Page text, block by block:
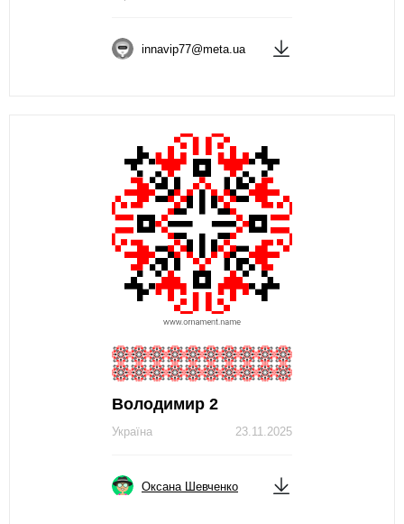
innavip77@meta.ua
Володимир 2
23.11.2025
Україна
Оксана Шевченко